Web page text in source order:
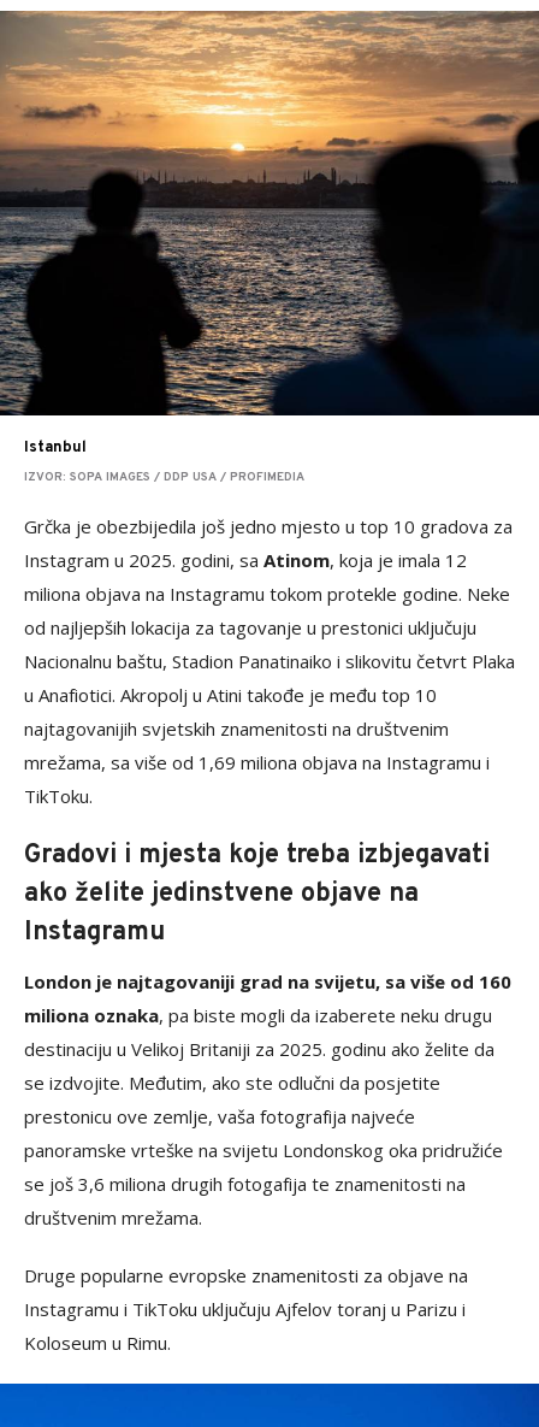
Istanbul
IZVOR: SOPA IMAGES / DDP USA / PROFIMEDIA
Grčka je obezbijedila još jedno mjesto u top 10 gradova za
Instagram u 2025. godini, sa Atinom, koja je imala 12
miliona objava na Instagramu tokom protekle godine. Neke
od najljepših lokacija za tagovanje u prestonici uključuju
Nacionalnu baštu, Stadion Panatinaiko i slikovitu četvrt Plaka
u Anafiotici. Akropolj u Atini takođe je među top 10
najtagovanijih svjetskih znamenitosti na društvenim
mrežama, sa više od 1,69 miliona objava na Instagramu i
TikToku.
Gradovi i mjesta koje treba izbjegavati
ako želite jedinstvene objave na
Instagramu
London je najtagovaniji grad na svijetu, sa više od 160
miliona oznaka, pa biste mogli da izaberete neku drugu
destinaciju u Velikoj Britaniji za 2025. godinu ako želite da
se izdvojite. Međutim, ako ste odlučni da posjetite
prestonicu ove zemlje, vaša fotografija najveće
panoramske vrteške na svijetu Londonskog oka pridružiće
se još 3,6 miliona drugih fotogafija te znamenitosti na
društvenim mrežama.
Druge popularne evropske znamenitosti za objave na
Instagramu i TikToku uključuju Ajfelov toranj u Parizu i
Koloseum u Rimu.